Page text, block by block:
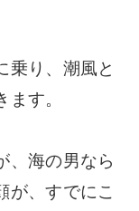
乗り、潮風と
す。
、海の男なら
が、すでにこ